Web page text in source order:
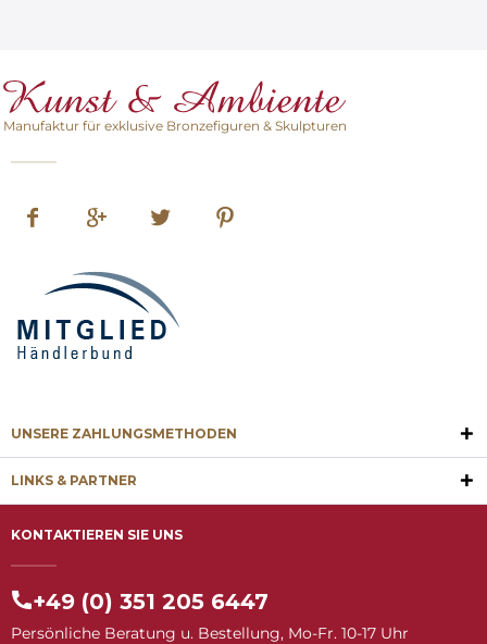
Manufaktur für exklusive Bronzefiguren & Skulpturen
UNSERE ZAHLUNGSMETHODEN
LINKS & PARTNER
KONTAKTIEREN SIE UNS
+49 (0) 351 205 6447
Persönliche Beratung u. Bestellung, Mo-Fr. 10-17 Uhr